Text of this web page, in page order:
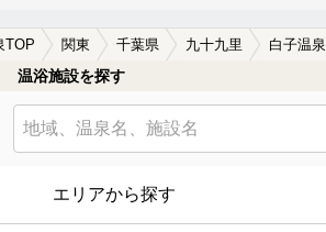
TOP 関東 千葉県 九十九里 白子温泉
温浴施設を探す
エリアから探す